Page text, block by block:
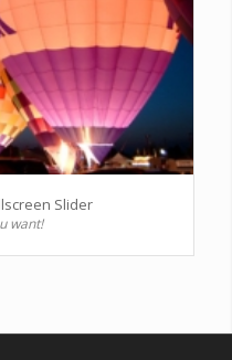
Slider
want!